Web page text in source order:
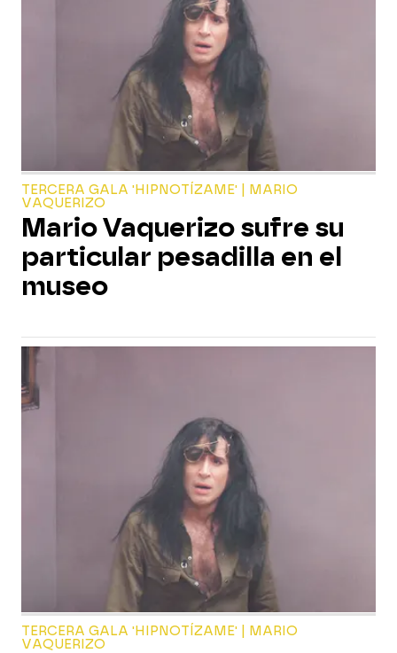
TERCERA GALA 'HIPNOTÍZAME' | MARIO
VAQUERIZO
Mario Vaquerizo sufre su
particular pesadilla en el
museo
TERCERA GALA 'HIPNOTÍZAME' | MARIO
VAQUERIZO